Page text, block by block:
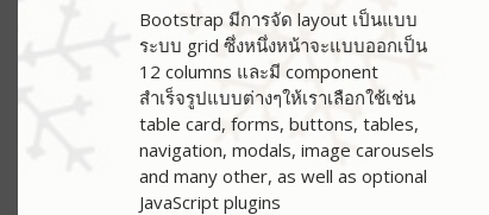
Bootstrap มีการจัด layout เป็นแบบ
ระบบ grid ซึ่งหนึ่งหน้าจะแบบออกเป็น
12 columns และมี component
สำเร็จรูปแบบต่างๆให้เราเลือกใช้เช่น
table card, forms, buttons, tables,
navigation, modals, image carousels
and many other, as well as optional
JavaScript plugins